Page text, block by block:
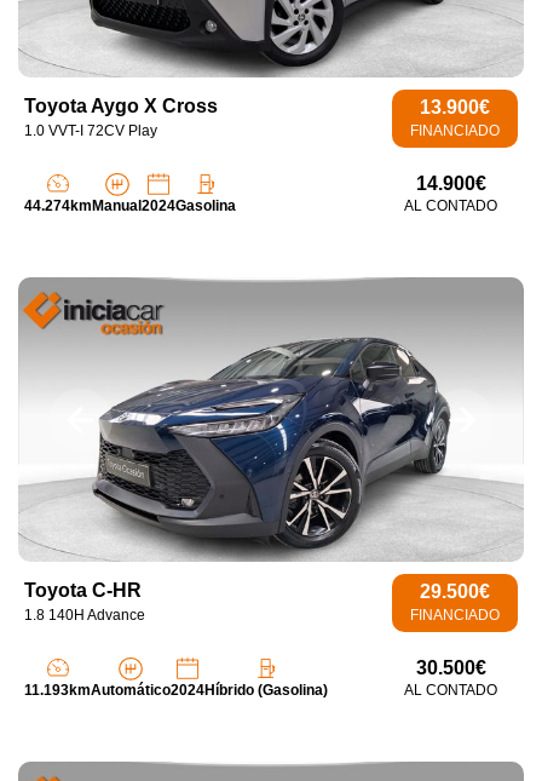
Toyota Aygo X Cross
1.0 VVT-I 72CV Play
13.900€
FINANCIADO
44.274km Manual 2024Gasolina
14.900€
AL CONTADO
Toyota C-HR
1.8 140H Advance
29.500€
FINANCIADO
11.193kmAutomático2024Híbrido (Gasolina)
30.500€
AL CONTADO